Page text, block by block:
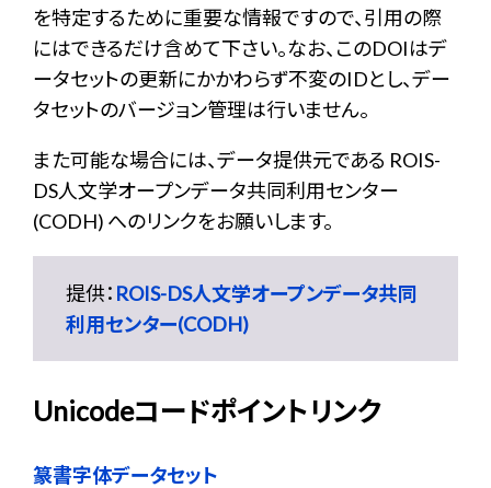
を特定するために重要な情報ですので、引用の際
にはできるだけ含めて下さい。なお、このDOIはデ
ータセットの更新にかかわらず不変のIDとし、デー
タセットのバージョン管理は行いません。
また可能な場合には、データ提供元である ROIS-
DS人文学オープンデータ共同利用センター
(CODH) へのリンクをお願いします。
提供： ROIS-DS人文学オープンデータ共同
利用センター(CODH)
Unicodeコードポイントリンク
篆書字体データセット